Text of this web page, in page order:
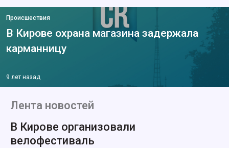
Происшествия
В Кирове охрана магазина задержала
карманницу
9 лет назад
Лента новостей
В Кирове организовали
велофестиваль